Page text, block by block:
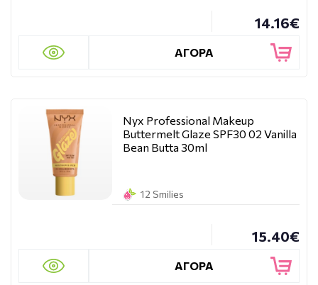
14.16€
ΑΓΟΡΑ
Nyx Professional Makeup
Buttermelt Glaze SPF30 02 Vanilla
Bean Butta 30ml
12 Smilies
15.40€
ΑΓΟΡΑ